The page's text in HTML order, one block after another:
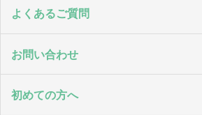
よくあるご質問
お問い合わせ
初めての方へ